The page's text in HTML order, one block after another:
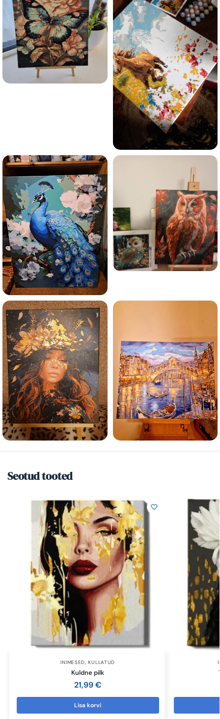
Seotud tooted
INIMESED,KULLATUD
Kuldne pilk
21,99€
Lisa korvi
Olen tutvunud Maalihobi.ee privaatsuspoliitikaga ja
nõustun sellega
Maalihobi.eePrivaatsuspoliitika
TELLI